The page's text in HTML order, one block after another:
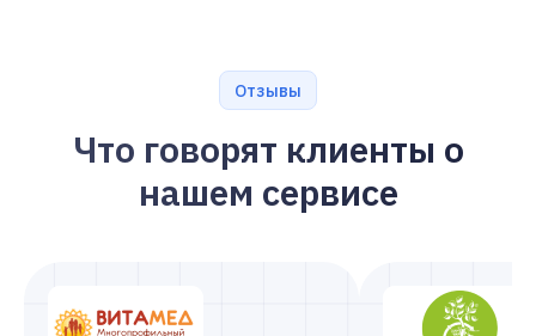
Отзывы
Что говорят клиенты о
нашем сервисе